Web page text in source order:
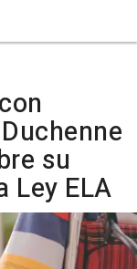
su
Ley ELA